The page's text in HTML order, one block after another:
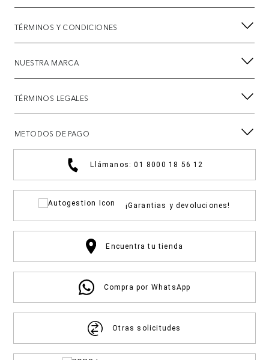
TÉRMINOS Y CONDICIONES
NUESTRA MARCA
TÉRMINOS LEGALES
METODOS DE PAGO
Llámanos: 01 8000 18 56 12
¡Garantias y devoluciones!
Encuentra tu tienda
Compra por WhatsApp
Otras solicitudes